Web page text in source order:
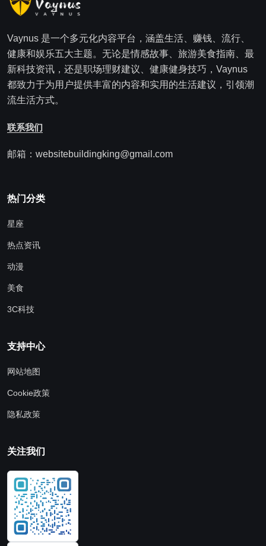
Vaynus 是一个多元化内容平台，涵盖生活、赚钱、流行、
健康和娱乐五大主题。无论是情感故事、旅游美食指南、最
新科技资讯，还是职场理财建议、健康健身技巧，Vaynus
都致力于为用户提供丰富的内容和实用的生活建议，引领潮
流生活方式。
联系我们
邮箱：websitebuildingking@gmail.com
热门分类
星座
热点资讯
动漫
美食
3C科技
支持中心
网站地图
Cookie政策
隐私政策
关注我们